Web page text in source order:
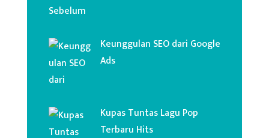
Keunggulan SEO dari Google
Ads
Kupas Tuntas Lagu Pop
Terbaru Hits